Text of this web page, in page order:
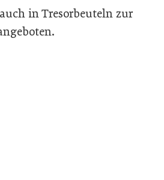
in Tresorbeuteln zur